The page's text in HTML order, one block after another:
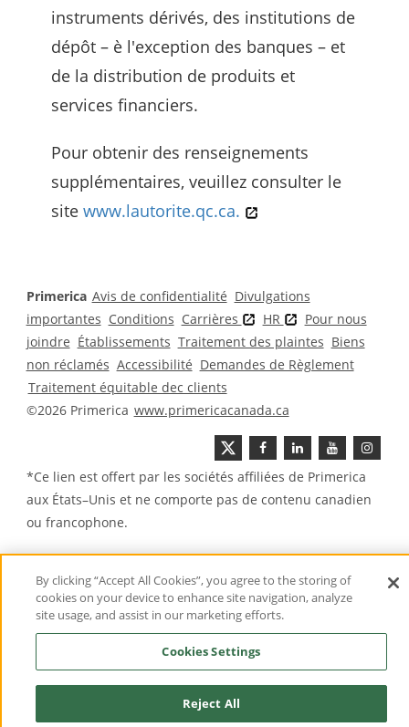
instruments dérivés, des institutions de
dépôt – è l'exception des banques – et
de la distribution de produits et
services financiers.
Pour obtenir des renseignements
supplémentaires, veuillez consulter le
site www.lautorite.qc.ca.
Primerica Avis de confidentialité Divulgations
importantes Conditions Carrières HR
Pour nous
joindre Établissements Traitement des plaintes Biens
non réclamés Accessibilité Demandes de Règlement
Traitement équitable dec clients
©2026 Primerica www.primericacanada.ca
*Ce lien est offert par les sociétés affiliées de Primerica
aux États–Unis et ne comporte pas de contenu canadien
ou francophone.
By clicking “Accept All Cookies”, you agree to the storing of
cookies on your device to enhance site navigation, analyze
site usage, and assist in our marketing efforts.
Cookies Settings
Reject All